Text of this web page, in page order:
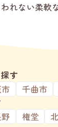
れない柔軟
す
千曲市
権堂